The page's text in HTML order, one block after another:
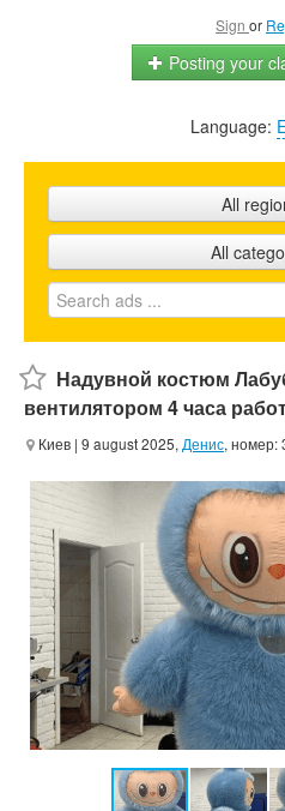
Sign or
Posting your
FAQ
Blog
Language:
All
All
Надувной костюм
вентилятором 4 часа
Киев | 9 august 2025, Денис, номер: